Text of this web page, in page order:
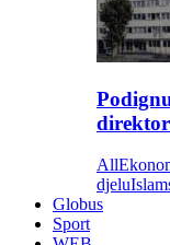
All
djelu
Globus
Sport